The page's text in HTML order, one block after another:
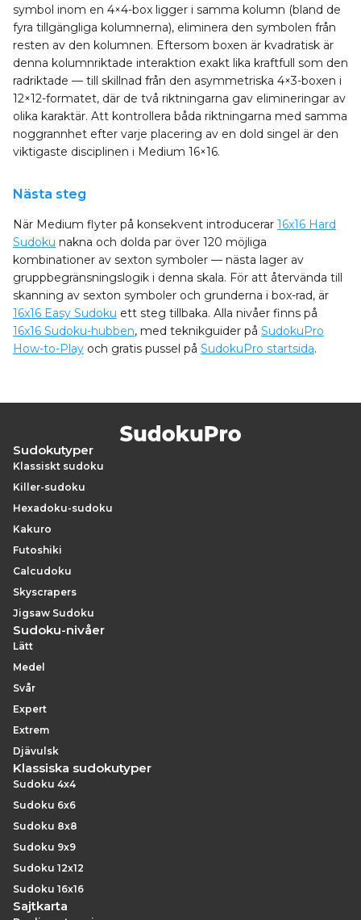
symbol inom en 4×4-box ligger i samma kolumn (bland de
fyra tillgängliga kolumnerna), eliminera den symbolen från
resten av den kolumnen. Eftersom boxen är kvadratisk är
denna kolumnriktade interaktion exakt lika kraftfull som den
radriktade — till skillnad från den asymmetriska 4×3-boxen i
12×12-formatet, där de två riktningarna gav elimineringar av
olika karaktär. Att kontrollera båda riktningarna med samma
noggrannhet efter varje placering av en dold singel är den
viktigaste disciplinen i Medium 16×16.
Nästa steg
När Medium flyter på konsekvent introducerar 16x16 Hard
Sudoku nakna och dolda par över 120 möjliga
kombinationer av sexton symboler — nästa lager av
gruppbegränsningslogik i denna skala. För att återvända till
skanning av sexton symboler och grunderna i box-rad, är
16x16 Easy Sudoku ett steg tillbaka. Alla nivåer finns på
16x16 Sudoku-hubben, med teknikguider på SudokuPro
How-to-Play och gratis pussel på SudokuPro startsida.
Sudokutyper
Klassiskt sudoku
Killer-sudoku
Hexadoku-sudoku
Kakuro
Futoshiki
Calcudoku
Skyscrapers
Jigsaw Sudoku
Sudoku-nivåer
Lätt
Medel
Svår
Expert
Extrem
Djävulsk
Klassiska sudokutyper
Sudoku 4x4
Sudoku 6x6
Sudoku 8x8
Sudoku 9x9
Sudoku 12x12
Sudoku 16x16
Sajtkarta